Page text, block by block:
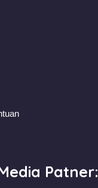
Patner: